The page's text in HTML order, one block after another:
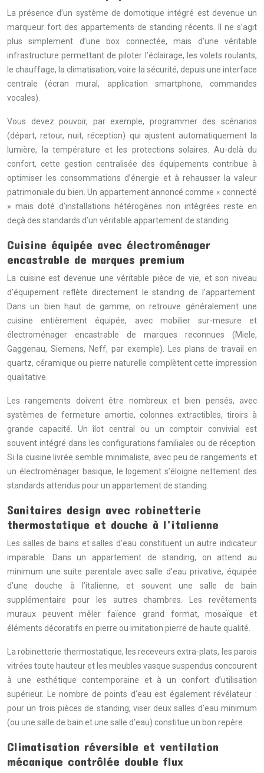
La présence d’un système de domotique intégré est devenue un
marqueur fort des appartements de standing récents. Il ne s’agit
plus simplement d’une box connectée, mais d’une véritable
infrastructure permettant de piloter l’éclairage, les volets roulants,
le chauffage, la climatisation, voire la sécurité, depuis une interface
centrale (écran mural, application smartphone, commandes
vocales).
Vous devez pouvoir, par exemple, programmer des scénarios
(départ, retour, nuit, réception) qui ajustent automatiquement la
lumière, la température et les protections solaires. Au-delà du
confort, cette gestion centralisée des équipements contribue à
optimiser les consommations d’énergie et à rehausser la valeur
patrimoniale du bien. Un appartement annoncé comme « connecté
» mais doté d’installations hétérogènes non intégrées reste en
deçà des standards d’un véritable appartement de standing.
Cuisine équipée avec électroménager
encastrable de marques premium
La cuisine est devenue une véritable pièce de vie, et son niveau
d’équipement reflète directement le standing de l’appartement.
Dans un bien haut de gamme, on retrouve généralement une
cuisine entièrement équipée, avec mobilier sur-mesure et
électroménager encastrable de marques reconnues (Miele,
Gaggenau, Siemens, Neff, par exemple). Les plans de travail en
quartz, céramique ou pierre naturelle complètent cette impression
qualitative.
Les rangements doivent être nombreux et bien pensés, avec
systèmes de fermeture amortie, colonnes extractibles, tiroirs à
grande capacité. Un îlot central ou un comptoir convivial est
souvent intégré dans les configurations familiales ou de réception.
Si la cuisine livrée semble minimaliste, avec peu de rangements et
un électroménager basique, le logement s’éloigne nettement des
standards attendus pour un appartement de standing.
Sanitaires design avec robinetterie
thermostatique et douche à l’italienne
Les salles de bains et salles d’eau constituent un autre indicateur
imparable. Dans un appartement de standing, on attend au
minimum une suite parentale avec salle d’eau privative, équipée
d’une douche à l’italienne, et souvent une salle de bain
supplémentaire pour les autres chambres. Les revêtements
muraux peuvent mêler faïence grand format, mosaïque et
éléments décoratifs en pierre ou imitation pierre de haute qualité.
La robinetterie thermostatique, les receveurs extra-plats, les parois
vitrées toute hauteur et les meubles vasque suspendus concourent
à une esthétique contemporaine et à un confort d’utilisation
supérieur. Le nombre de points d’eau est également révélateur :
pour un trois pièces de standing, viser deux salles d’eau minimum
(ou une salle de bain et une salle d’eau) constitue un bon repère.
Climatisation réversible et ventilation
mécanique contrôlée double flux